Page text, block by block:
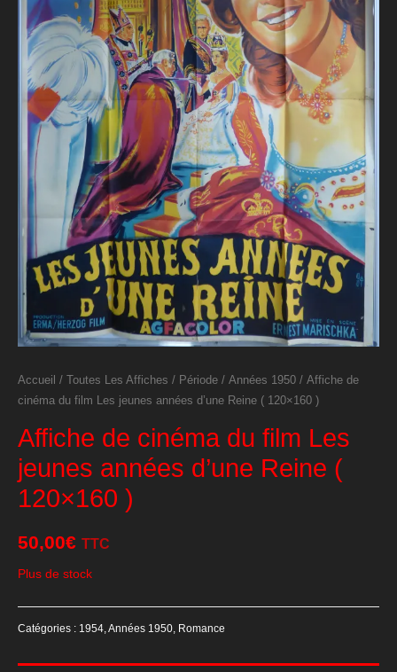
Accueil / Toutes Les Affiches / Période / Années 1950 / Affiche de
cinéma du film Les jeunes années d’une Reine ( 120×160 )
Affiche de cinéma du film Les
jeunes années d’une Reine (
120×160 )
50,00€ TTC
Plus de stock
Catégories : 1954 Années 1950 Romance